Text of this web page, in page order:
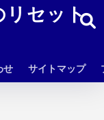
リセット
せ サイトマップ